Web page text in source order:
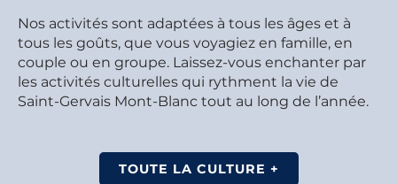
Nos activités sont adaptées à tous les âges et à
tous les goûts, que vous voyagiez en famille, en
couple ou en groupe. Laissez-vous enchanter par
les activités culturelles qui rythment la vie de
Saint-Gervais Mont-Blanc tout au long de l’année.
TOUTE LA CULTURE +